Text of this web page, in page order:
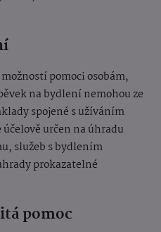
pomoci osobám,
na bydlení nemohou ze
spojené s užíváním
určen na úhradu
služeb s bydlením
prokazatelné
pomoc